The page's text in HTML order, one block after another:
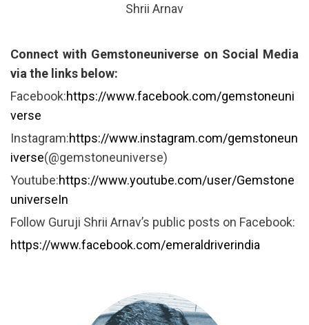
Shrii Arnav
Connect with Gemstoneuniverse on Social Media
via the links below:
Facebook:https://www.facebook.com/gemstoneuni
verse
Instagram:https://www.instagram.com/gemstoneun
iverse(@gemstoneuniverse)
Youtube:https://www.youtube.com/user/Gemstone
universeIn
Follow Guruji Shrii Arnav’s public posts on Facebook:
https://www.facebook.com/emeraldriverindia